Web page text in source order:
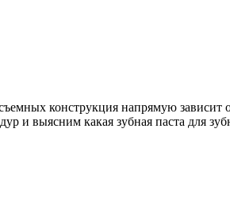
конструкция напрямую зависит
и выясним какая зубная паста для